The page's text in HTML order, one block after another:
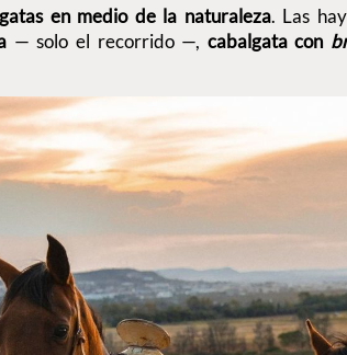
en medio de la naturaleza. Las
— solo el recorrido —, cabalgata con